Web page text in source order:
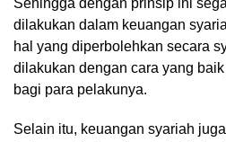
Sehingga dengan prinsip ini
dilakukan dalam keuangan
hal yang diperbolehkan secara
dilakukan dengan cara yang
bagi para pelakunya.
Selain itu, keuangan syariah